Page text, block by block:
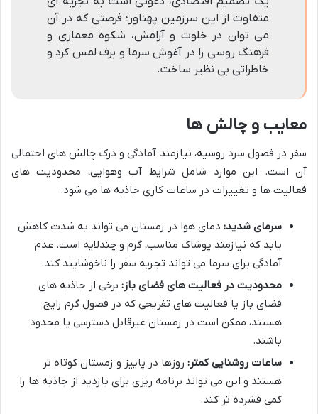
متفاوت از این سرزمین پهناور؛ فرصتی که در آن
می توان در خلوت و آرامش، شکوه معماری و
فرهنگ روسی را در آغوش سرما و برف لمس کرد و
خاطراتی بی نظیر ساخت.
معایب و چالش ها
سفر در فصول سرد روسیه، نیازمند آمادگی و درک چالش های احتمالی
آن است. این موارد شامل شرایط آب وهوایی، محدودیت های
فعالیت ها و تغییرات در ساعات کاری جاذبه ها می شود.
سرمای شدید: دمای هوا در زمستان می تواند به شدت کاهش
یابد که نیازمند پوشاک مناسب، گرم و چندلایه است. عدم
آمادگی برای سرما می تواند تجربه سفر را ناخوشایند کند.
محدودیت در فعالیت های فضای باز: برخی از جاذبه های
فضای باز یا فعالیت های تفریحی که در فصول گرم رایج
هستند، ممکن است در زمستان غیرقابل دسترسی یا محدود
باشند.
ساعات روشنایی کمتر: روزها در پاییز و زمستان کوتاه تر
هستند و این می تواند برنامه ریزی برای بازدید از جاذبه ها را
کمی فشرده تر کند.